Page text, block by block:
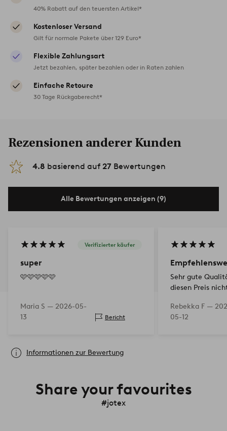
40% Rabatt auf den teuersten Artikel*
Kostenloser Versand
Gilt für normale Pakete über 129 Euro*
Flexible Zahlungsart
Jetzt bezahlen, später bezahlen oder in Raten zahlen
Einfache Retoure
30 Tage Rückgaberecht*
Rezensionen anderer Kunden
4.8 basierend auf 27 Bewertungen
Alle Bewertungen anzeigen (9)
Verifizierter käufer
super
🩷🩷🩷🩷🩷
Maria S — 2026-05-
13
Bericht
Sehr gute
diesen Preis
und fühlt sich
man mit
Rebekka F —
05-12
Informationen zur Bewertung
Share your favourites
#jotex